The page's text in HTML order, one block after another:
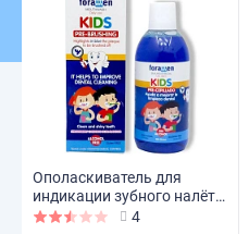
Ополаскиватель для
индикации зубного налёта
Foramen, 500 мл
4